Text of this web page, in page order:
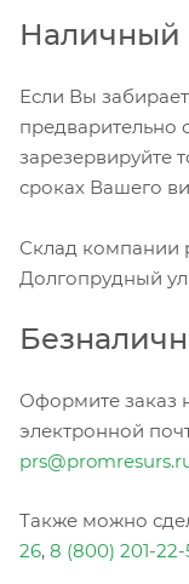
Наличный
Если Вы
предварительно
зарезервируйте
сроках Вашего
Склад компании
Долгопрудный
Оформите заказ
электронной
Также можно
26, 8 (800) 201-22-